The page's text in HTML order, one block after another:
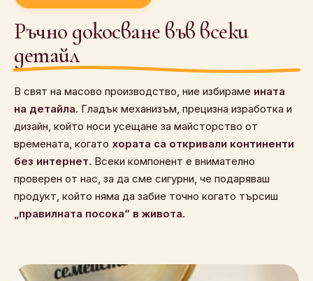
Ръчно докосване във всеки
детайл
В свят на масово производство, ние избираме ината
на детайла. Гладък механизъм, прецизна изработка и
дизайн, който носи усещане за майсторство от
времената, когато хората са откривали континенти
без интернет. Всеки компонент е внимателно
проверен от нас, за да сме сигурни, че подаряваш
продукт, който няма да забие точно когато търсиш
„правилната посока“ в живота.